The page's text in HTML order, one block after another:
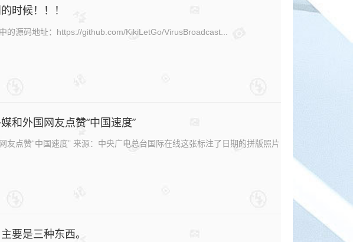
时候！！！
源码地址：https://github.com/KikiLetGo/VirusBroadcast...
和外国网友点赞“中国速度”
点赞“中国速度” 来源：中央广电总台国际在线这张标注了日期的拼版照片
要是三种东西。